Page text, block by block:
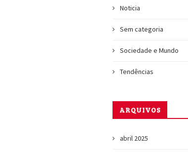
Noticia
Sem categoria
Sociedade e Mundo
Tendências
ARQUIVOS
abril 2025